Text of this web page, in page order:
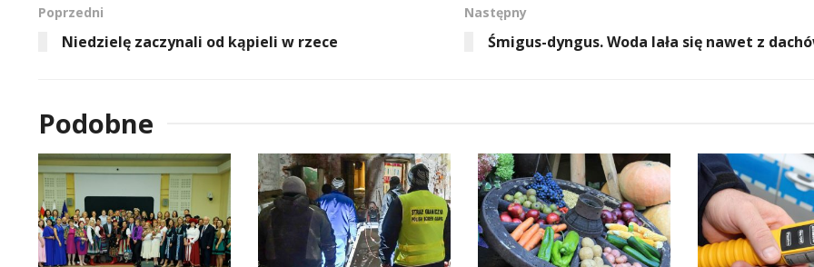
Poprzedni
Niedzielę zaczynali od kąpieli w rzece
Następny
Śmigus-dyngus. Woda lała się nawet z
Podobne